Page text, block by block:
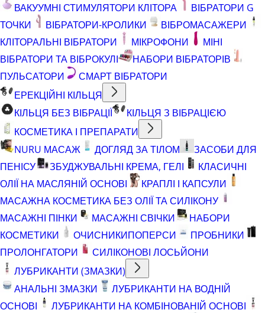
ВАКУУМНІ СТИМУЛЯТОРИ КЛІТОРА
ВІБРАТОРИ G
ТОЧКИ
ВІБРАТОРИ-КРОЛИКИ
ВІБРОМАСАЖЕРИ
КЛІТОРАЛЬНІ ВІБРАТОРИ
МІКРОФОНИ
МІНІ
ВІБРАТОРИ ТА ВІБРОКУЛІ
НАБОРИ ВІБРАТОРІВ
ПУЛЬСАТОРИ
СМАРТ ВІБРАТОРИ
ЕРЕКЦІЙНІ КІЛЬЦЯ
КІЛЬЦЯ БЕЗ ВІБРАЦІЇ
КІЛЬЦЯ З ВІБРАЦІЄЮ
КОСМЕТИКА І ПРЕПАРАТИ
NURU МАСАЖ
ДОГЛЯД ЗА ТІЛОМ
ЗАСОБИ ДЛЯ
ПЕНІСУ
ЗБУДЖУВАЛЬНІ КРЕМА, ГЕЛІ
КЛАСИЧНІ
ОЛІЇ НА МАСЛЯНІЙ ОСНОВІ
КРАПЛІ І КАПСУЛИ
МАСАЖНА КОСМЕТИКА БЕЗ ОЛІЇ ТА СИЛІКОНУ
МАСАЖНІ ПІНКИ
МАСАЖНІ СВІЧКИ
НАБОРИ
КОСМЕТИКИ
ОЧИСНИКИПОПЕРСИ
ПРОБНИКИ
ПРОЛОНГАТОРИ
СИЛІКОНОВІ ЛОСЬЙОНИ
ЛУБРИКАНТИ (ЗМАЗКИ)
АНАЛЬНІ ЗМАЗКИ
ЛУБРИКАНТИ НА ВОДНІЙ
ОСНОВІ
ЛУБРИКАНТИ НА КОМБІНОВАНІЙ ОСНОВІ